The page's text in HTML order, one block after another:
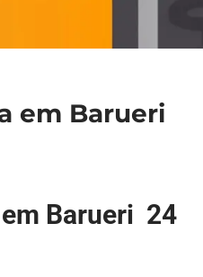
em Barueri
Barueri 24